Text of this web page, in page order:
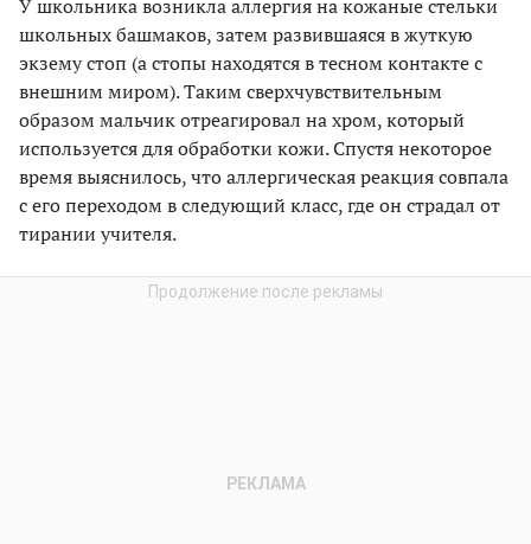
У школьника возникла аллергия на кожаные стельки
школьных башмаков, затем развившаяся в жуткую
экзему стоп (а стопы находятся в тесном контакте с
внешним миром). Таким сверхчувствительным
образом мальчик отреагировал на хром, который
используется для обработки кожи. Спустя некоторое
время выяснилось, что аллергическая реакция совпала
с его переходом в следующий класс, где он страдал от
тирании учителя.